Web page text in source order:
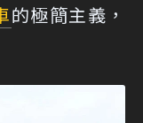
的極簡主義，